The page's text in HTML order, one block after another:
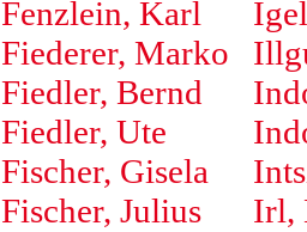
Fenzlein, Karl
Fiederer, Marko
Fiedler, Bernd
Fiedler, Ute
Fischer, Gisela
Fischer, Julius
Irl,